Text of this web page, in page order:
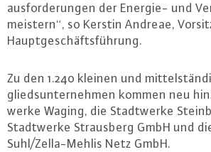
aus­for­de­run­gen der Energie- und
meistern“, so Kerstin Andreae,
Haupt­ge­schäfts­füh­rung.
Zu den 1.240 kleinen und
glieds­un­ter­neh­men kommen neu
wer­ke Waging, die Stadt­wer­ke
Stadt­wer­ke Straus­berg GmbH und
Suhl/Zel­la-Meh­lis Netz GmbH.